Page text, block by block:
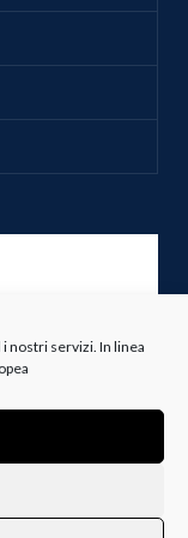
nostri servizi. In linea